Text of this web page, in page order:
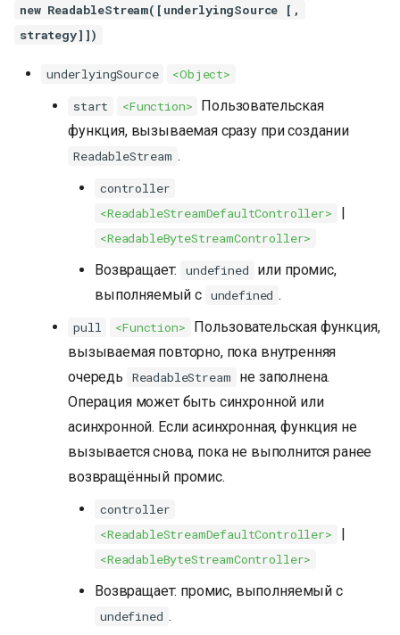
new ReadableStream([underlyingSource [,
strategy]])
underlyingSource
<Object>
start
<Function>
Пользовательская
функция, вызываемая сразу при создании
ReadableStream .
controller
<ReadableStreamDefaultController>
|
<ReadableByteStreamController>
Возвращает: undefined
или промис,
выполняемый с undefined .
pull <Function>
Пользовательская функция,
вызываемая повторно, пока внутренняя
очередь
ReadableStream
не заполнена.
Операция может быть синхронной или
асинхронной. Если асинхронная, функция не
вызывается снова, пока не выполнится ранее
возвращённый промис.
controller
<ReadableStreamDefaultController>
|
<ReadableByteStreamController>
Возвращает: промис, выполняемый с
undefined .